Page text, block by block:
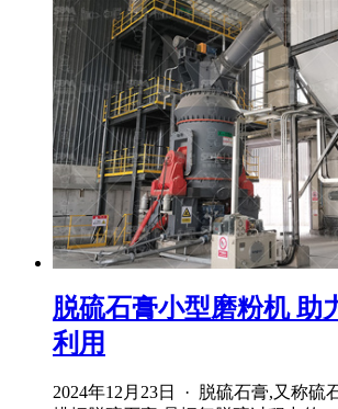
脱硫石膏小型磨粉机 助
利用
2024年12月23日 · 脱硫石膏,又称硫